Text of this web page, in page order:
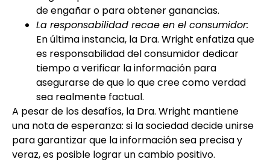
de engañar o para obtener ganancias.
La responsabilidad recae en el consumidor:
En última instancia, la Dra. Wright enfatiza que
es responsabilidad del consumidor dedicar
tiempo a verificar la información para
asegurarse de que lo que cree como verdad
sea realmente factual.
A pesar de los desafíos, la Dra. Wright mantiene
una nota de esperanza: si la sociedad decide unirse
para garantizar que la información sea precisa y
veraz, es posible lograr un cambio positivo.